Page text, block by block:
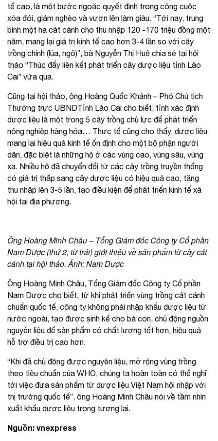
tế cao, là một bước ngoặc quyết định trong công cuộc
xóa đói, giảm nghèo và vươn lên làm giàu. “Tới nay, trung
bình một ha cát cánh cho thu nhập 120 -170 triệu đồng một
năm, mang lại giá trị kinh tế cao hơn 3-4 lần so với cây
trồng chính (lúa, ngô)”, bà Nguyễn Thị Huê chia sẻ tại hội
thảo “Thúc đẩy liên kết phát triển cây dược liệu tỉnh Lào
Cai” vừa qua.
Cũng tại hội thảo, ông Hoàng Quốc Khánh – Phó Chủ tịch
Thường trực UBNDTỉnh Lào Cai cho biết, tỉnh xác định
dược liệu là một trong 5 cây trồng chủ lực để phát triển
nông nghiệp hàng hóa… Thực tế cũng cho thấy, dược liệu
mang lại hiệu quả kinh tế ổn định cho một bộ phận người
dân, đặc biệt là những hộ ở các vùng cao, vùng sâu, vùng
xa. Nhiều hộ đã chuyển đổi từ các cây trồng truyền thống
có giá trị thấp sang cây dược liệu có hiệu quả cao, tăng
thu nhập lên 3-5 lần, tạo điều kiện để phát triển kinh tế xã
hội tại địa phương.
Ông Hoàng Minh Châu – Tổng Giám đốc Công ty Cổ phần
Nam Dược (thứ 2, từ trái) giới thiệu về sản phẩm từ cây cát
cánh tại hội thảo. Ảnh: Nam Dược
Ông Hoàng Minh Châu, Tổng Giám đốc Công ty Cổ phần
Nam Dược cho biết, từ khi phát triển vùng trồng cát cánh
chuẩn quốc tế, công ty không phải nhập khẩu dược liệu từ
nước ngoài, tạo được sinh kế cho bà con, chủ động nguồn
nguyên liệu để sản phẩm có chất lượng tốt hơn, hiệu quả
hỗ trợ điều trị cao hơn.
“Khi đã chủ động được nguyên liệu, mở rộng vùng trồng
theo tiêu chuẩn của WHO, chúng ta hoàn toàn có thể nghĩ
tới việc đưa sản phẩm từ dược liệu Việt Nam hội nhập với
thị trường quốc tế”, ông Hoàng Minh Châu nói về tầm nhìn
xuất khẩu dược liệu trong tương lai.
Nguồn: vnexpress